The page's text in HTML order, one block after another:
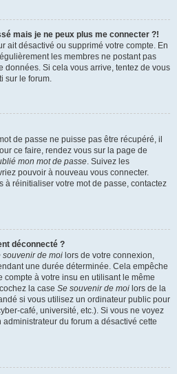
mais je ne peux plus me connecter ?!
ait désactivé ou supprimé votre compte. En
les membres ne postant pas
données. Si cela vous arrive, tentez de vous
sur le forum.
de passe ne puisse pas être récupéré, il
ce faire, rendez vous sur la page de
mon mot de passe. Suivez les
pouvoir à nouveau vous connecter.
à réinitialiser votre mot de passe, contactez
déconnecté ?
souvenir de moi lors de votre connexion,
une durée déterminée. Cela empêche
compte à votre insu en utilisant le même
la case Se souvenir de moi lors de la
si vous utilisez un ordinateur public pour
café, université, etc.). Si vous ne voyez
du forum a désactivé cette